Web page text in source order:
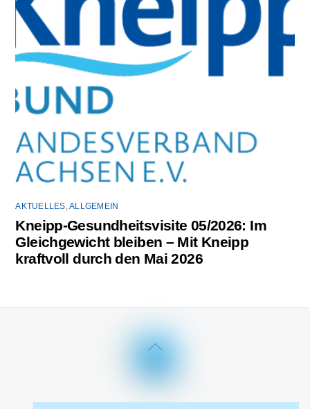
AKTUELLES,ALLGEMEIN
Kneipp-Gesundheitsvisite 05/2026: Im
Gleichgewicht bleiben – Mit Kneipp
kraftvoll durch den Mai 2026
Back
Top